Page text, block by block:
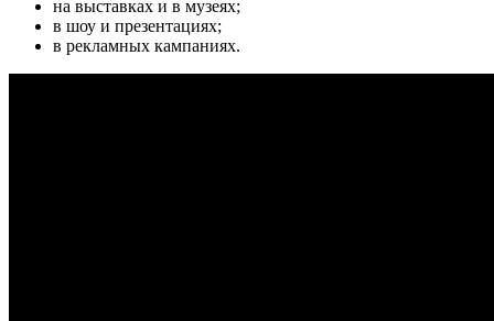
на выставках и в музеях;
в шоу и презентациях;
в рекламных кампаниях.